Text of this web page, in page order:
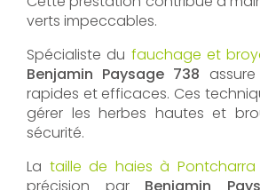
verts impeccables.
Spécialiste du fauchage et
Benjamin Paysage 738
rapides et efficaces. Ces
gérer les herbes hautes et
sécurité.
La taille de haies à Pontcharra
précision par Benjamin